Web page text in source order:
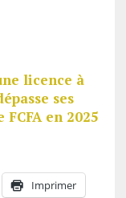
licence à
ses
en 2025
Imprimer